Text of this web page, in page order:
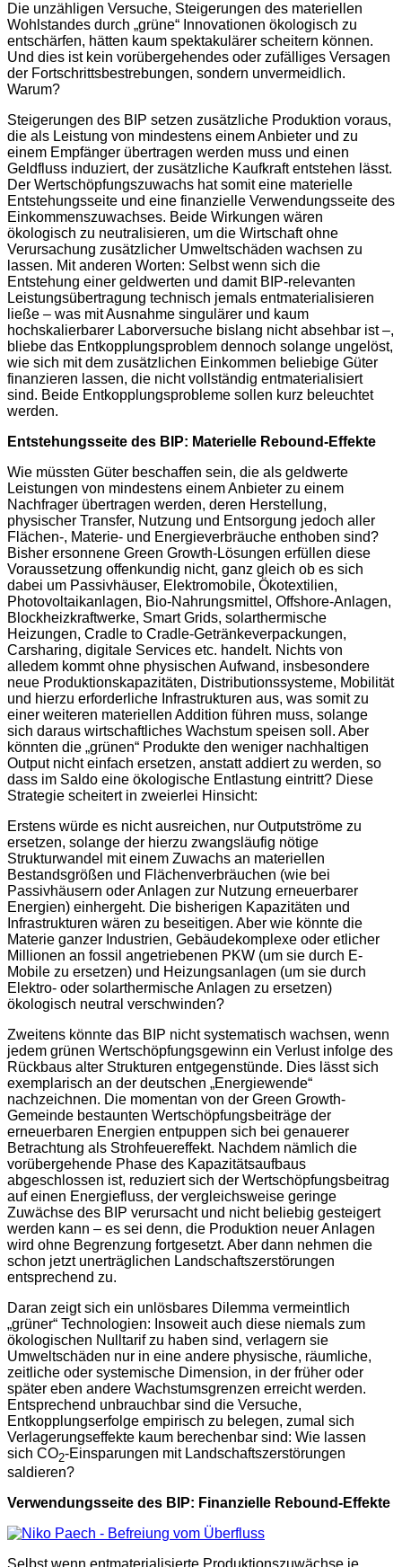
Die unzähligen Versuche, Steigerungen des materiellen
Wohlstandes durch „grüne“ Innovationen ökologisch zu
entschärfen, hätten kaum spektakulärer scheitern können.
Und dies ist kein vorübergehendes oder zufälliges Versagen
der Fortschrittsbestrebungen, sondern unvermeidlich.
Warum?
Steigerungen des BIP setzen zusätzliche Produktion voraus,
die als Leistung von mindestens einem Anbieter und zu
einem Empfänger übertragen werden muss und einen
Geldfluss induziert, der zusätzliche Kaufkraft entstehen lässt.
Der Wertschöpfungszuwachs hat somit eine materielle
Entstehungsseite und eine finanzielle Verwendungsseite des
Einkommenszuwachses. Beide Wirkungen wären
ökologisch zu neutralisieren, um die Wirtschaft ohne
Verursachung zusätzlicher Umweltschäden wachsen zu
lassen. Mit anderen Worten: Selbst wenn sich die
Entstehung einer geldwerten und damit BIP-relevanten
Leistungsübertragung technisch jemals entmaterialisieren
ließe – was mit Ausnahme singulärer und kaum
hochskalierbarer Laborversuche bislang nicht absehbar ist –,
bliebe das Entkopplungsproblem dennoch solange ungelöst,
wie sich mit dem zusätzlichen Einkommen beliebige Güter
finanzieren lassen, die nicht vollständig entmaterialisiert
sind. Beide Entkopplungsprobleme sollen kurz beleuchtet
werden.
Entstehungsseite des BIP: Materielle Rebound-Effekte
Wie müssten Güter beschaffen sein, die als geldwerte
Leistungen von mindestens einem Anbieter zu einem
Nachfrager übertragen werden, deren Herstellung,
physischer Transfer, Nutzung und Entsorgung jedoch aller
Flächen-, Materie- und Energieverbräuche enthoben sind?
Bisher ersonnene Green Growth-Lösungen erfüllen diese
Voraussetzung offenkundig nicht, ganz gleich ob es sich
dabei um Passivhäuser, Elektromobile, Ökotextilien,
Photovoltaikanlagen, Bio-Nahrungsmittel, Offshore-Anlagen,
Blockheizkraftwerke, Smart Grids, solarthermische
Heizungen, Cradle to Cradle-Getränkeverpackungen,
Carsharing, digitale Services etc. handelt. Nichts von
alledem kommt ohne physischen Aufwand, insbesondere
neue Produktionskapazitäten, Distributionssysteme, Mobilität
und hierzu erforderliche Infrastrukturen aus, was somit zu
einer weiteren materiellen Addition führen muss, solange
sich daraus wirtschaftliches Wachstum speisen soll. Aber
könnten die „grünen“ Produkte den weniger nachhaltigen
Output nicht einfach ersetzen, anstatt addiert zu werden, so
dass im Saldo eine ökologische Entlastung eintritt? Diese
Strategie scheitert in zweierlei Hinsicht:
Erstens würde es nicht ausreichen, nur Outputströme zu
ersetzen, solange der hierzu zwangsläufig nötige
Strukturwandel mit einem Zuwachs an materiellen
Bestandsgrößen und Flächenverbräuchen (wie bei
Passivhäusern oder Anlagen zur Nutzung erneuerbarer
Energien) einhergeht. Die bisherigen Kapazitäten und
Infrastrukturen wären zu beseitigen. Aber wie könnte die
Materie ganzer Industrien, Gebäudekomplexe oder etlicher
Millionen an fossil angetriebenen PKW (um sie durch E-
Mobile zu ersetzen) und Heizungsanlagen (um sie durch
Elektro- oder solarthermische Anlagen zu ersetzen)
ökologisch neutral verschwinden?
Zweitens könnte das BIP nicht systematisch wachsen, wenn
jedem grünen Wertschöpfungsgewinn ein Verlust infolge des
Rückbaus alter Strukturen entgegenstünde. Dies lässt sich
exemplarisch an der deutschen „Energiewende“
nachzeichnen. Die momentan von der Green Growth-
Gemeinde bestaunten Wertschöpfungsbeiträge der
erneuerbaren Energien entpuppen sich bei genauerer
Betrachtung als Strohfeuereffekt. Nachdem nämlich die
vorübergehende Phase des Kapazitätsaufbaus
abgeschlossen ist, reduziert sich der Wertschöpfungsbeitrag
auf einen Energiefluss, der vergleichsweise geringe
Zuwächse des BIP verursacht und nicht beliebig gesteigert
werden kann – es sei denn, die Produktion neuer Anlagen
wird ohne Begrenzung fortgesetzt. Aber dann nehmen die
schon jetzt unerträglichen Landschaftszerstörungen
entsprechend zu.
Daran zeigt sich ein unlösbares Dilemma vermeintlich
„grüner“ Technologien: Insoweit auch diese niemals zum
ökologischen Nulltarif zu haben sind, verlagern sie
Umweltschäden nur in eine andere physische, räumliche,
zeitliche oder systemische Dimension, in der früher oder
später eben andere Wachstumsgrenzen erreicht werden.
Entsprechend unbrauchbar sind die Versuche,
Entkopplungserfolge empirisch zu belegen, zumal sich
Verlagerungseffekte kaum berechenbar sind: Wie lassen
sich CO2-Einsparungen mit Landschaftszerstörungen
saldieren?
Verwendungsseite des BIP: Finanzielle Rebound-Effekte